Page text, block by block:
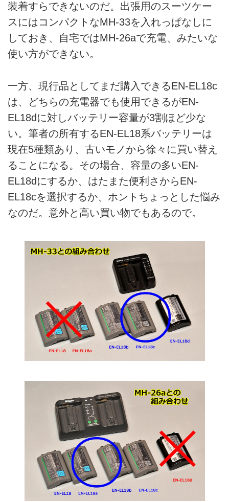
装着すらできないのだ。出張用のスーツケー
スにはコンパクトなMH-33を入れっぱなしに
しておき、自宅ではMH-26aで充電、みたいな
使い方ができない。
一方、現行品としてまだ購入できるEN-EL18c
は、どちらの充電器でも使用できるがEN-
EL18dに対しバッテリー容量が3割ほど少な
い。筆者の所有するEN-EL18系バッテリーは
現在5種類あり、古いモノから徐々に買い替え
ることになる。その場合、容量の多いEN-
EL18dにするか、はたまた便利さからEN-
EL18cを選択するか、ホントちょっとした悩み
なのだ。意外と高い買い物でもあるので。